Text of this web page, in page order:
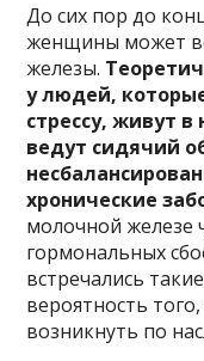
До сих пор до
женщины может
железы.
у людей,
стрессу, живут
ведут сидячий
хронические
молочной железе
гормональных
встречались
вероятность
возникнуть по